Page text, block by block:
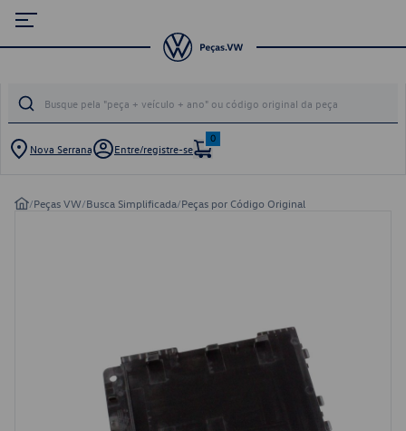
Nova Serrana Entre/registre-se
0
/Peças VW/Busca Simplificada/Peças por Código Original